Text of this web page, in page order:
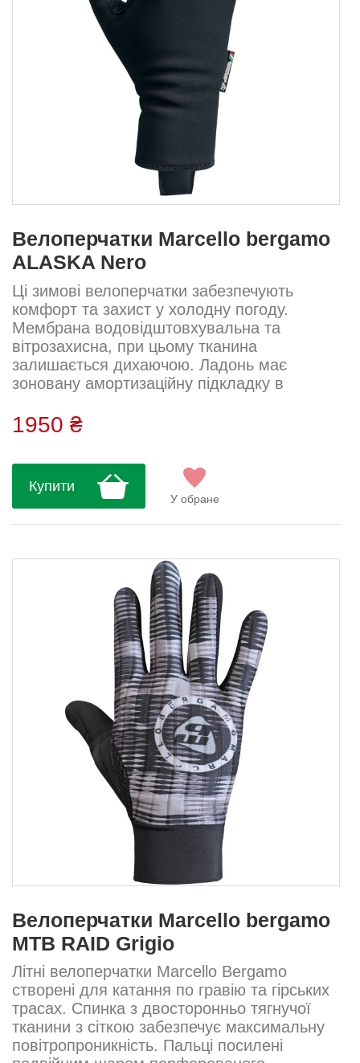
Велоперчатки Marcello bergamo
ALASKA Nero
Ці зимові велоперчатки забезпечують
комфорт та захист у холодну погоду.
Мембрана водовідштовхувальна та
вітрозахисна, при цьому тканина
залишається дихаючою. Ладонь має
зоновану амортизаційну підкладку в
навантаження. Облягаюча посадка
забезпечує точне прилягання без
Склад: 86% поліестер, 14% еластан...
1950 ₴
Купити
У обране
Велоперчатки Marcello bergamo
MTB RAID Grigio
Літні велоперчатки Marcello Bergamo
створені для катання по гравію та гірських
трасах. Спинка з двосторонньо тягнучої
тканини з сіткою забезпечує максимальну
повітропроникність. Пальці посилені